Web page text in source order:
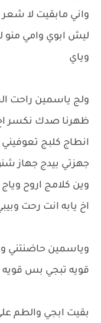
واني مابقيت لا
ليش ابوي وامي منو
وياي
ولج ياسمين راحت
ظهرنا صدك نكسر
انطاج كلبج
جهزتي بيدج جهاز
وين كلامج اروح
اخ يابه انت رحت
وياسمين حاضنتني
قويه تبجي بس
بقيت ابجي والطم